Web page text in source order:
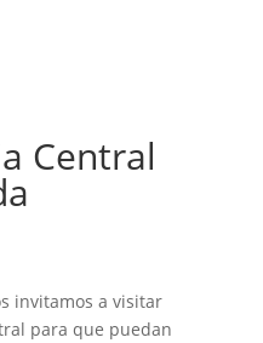
Central
invitamos a visitar
para que puedan